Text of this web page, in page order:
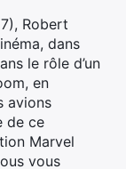
Robert
dans
le rôle d’un
en
avions
de ce
Marvel
vous